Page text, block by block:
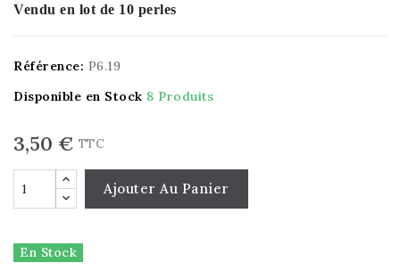
Vendu en lot de 10 perles
Référence: P6.19
Disponible en Stock 8 Produits
3,50 € TTC
Ajouter Au Panier
En Stock